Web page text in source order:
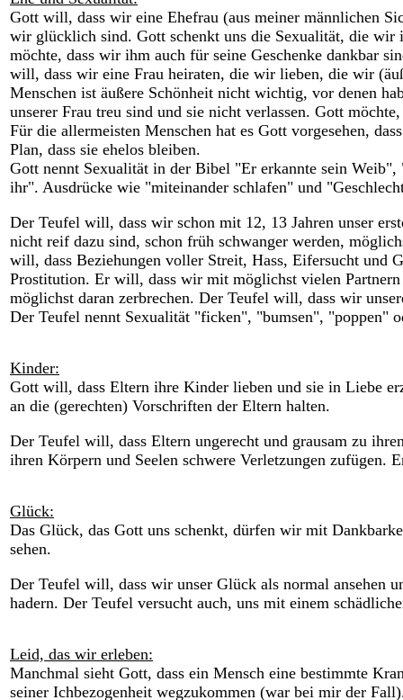
Gott will, dass wir eine Ehefrau (aus meiner männlichen
wir glücklich sind. Gott schenkt uns die Sexualität, die wir
möchte, dass wir ihm auch für seine Geschenke dankbar
will, dass wir eine Frau heiraten, die wir lieben, die wir
Menschen ist äußere Schönheit nicht wichtig, vor denen
unserer Frau treu sind und sie nicht verlassen. Gott
Für die allermeisten Menschen hat es Gott vorgesehen,
Plan, dass sie ehelos bleiben.
Gott nennt Sexualität in der Bibel "Er erkannte sein
ihr". Ausdrücke wie "miteinander schlafen" und
Der Teufel will, dass wir schon mit 12, 13 Jahren unser
nicht reif dazu sind, schon früh schwanger werden,
will, dass Beziehungen voller Streit, Hass, Eifersucht und
Prostitution. Er will, dass wir mit möglichst vielen Partnern
möglichst daran zerbrechen. Der Teufel will, dass wir
Der Teufel nennt Sexualität "ficken", "bumsen", "poppen"
Kinder:
Gott will, dass Eltern ihre Kinder lieben und sie in Liebe
an die (gerechten) Vorschriften der Eltern halten.
Der Teufel will, dass Eltern ungerecht und grausam zu
ihren Körpern und Seelen schwere Verletzungen
Glück:
Das Glück, das Gott uns schenkt, dürfen wir mit
sehen.
Der Teufel will, dass wir unser Glück als normal ansehen
hadern. Der Teufel versucht auch, uns mit einem
Leid, das wir erleben:
Manchmal sieht Gott, dass ein Mensch eine bestimmte
seiner Ichbezogenheit wegzukommen (war bei mir der